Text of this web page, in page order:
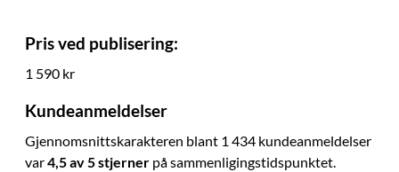
Pris ved publisering:
1 590 kr
Kundeanmeldelser
Gjennomsnittskarakteren blant 1 434 kundeanmeldelser
var4,5 av 5 stjerner på sammenligingstidspunktet.